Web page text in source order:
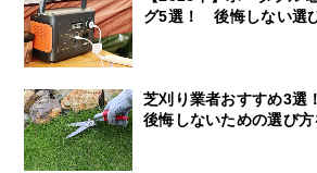
グ5選！ 後悔しない選
芝刈り業者おすすめ3
後悔しないための選び